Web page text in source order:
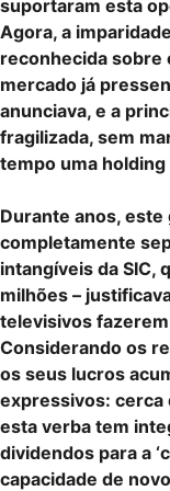
suportaram esta
Agora, a
reconhecida sobre
mercado já
anunciava, e a
fragilizada, sem
tempo uma
Durante anos, este
completamente
intangíveis da SIC,
milhões –
televisivos
Considerando os
os seus lucros
expressivos: cerca
esta verba tem
dividendos para a
capacidade de